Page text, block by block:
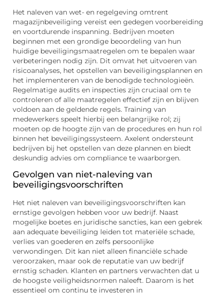
Het naleven van wet- en regelgeving omtrent
magazijnbeveiliging vereist een gedegen voorbereiding
en voortdurende inspanning. Bedrijven moeten
beginnen met een grondige beoordeling van hun
huidige beveiligingsmaatregelen om te bepalen waar
verbeteringen nodig zijn. Dit omvat het uitvoeren van
risicoanalyses, het opstellen van beveiligingsplannen en
het implementeren van de benodigde technologieën.
Regelmatige audits en inspecties zijn cruciaal om te
controleren of alle maatregelen effectief zijn en blijven
voldoen aan de geldende regels. Training van
medewerkers speelt hierbij een belangrijke rol; zij
moeten op de hoogte zijn van de procedures en hun rol
binnen het beveiligingssysteem. Axelent ondersteunt
bedrijven bij het opstellen van deze plannen en biedt
deskundig advies om compliance te waarborgen.
Gevolgen van niet-naleving van
beveiligingsvoorschriften
Het niet naleven van beveiligingsvoorschriften kan
ernstige gevolgen hebben voor uw bedrijf. Naast
mogelijke boetes en juridische sancties, kan een gebrek
aan adequate beveiliging leiden tot materiële schade,
verlies van goederen en zelfs persoonlijke
verwondingen. Dit kan niet alleen financiële schade
veroorzaken, maar ook de reputatie van uw bedrijf
ernstig schaden. Klanten en partners verwachten dat u
de hoogste veiligheidsnormen naleeft. Daarom is het
essentieel om continu te investeren in